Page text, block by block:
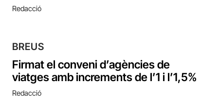
Redacció
BREUS
Firmat el conveni d’agències de
viatges amb increments de l’1 i l’1,5%
Redacció